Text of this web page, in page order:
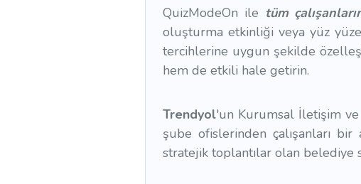
QuizModeOn ile tüm
oluşturma etkinliği veya yüz
tercihlerine uygun şekilde
hem de etkili hale getirin.
Trendyol'un Kurumsal İletişim
şube ofislerinden çalışanları
stratejik toplantılar olan belediye